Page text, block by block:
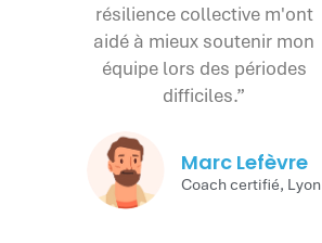
résilience collective m'ont
aidé à mieux soutenir mon
équipe lors des périodes
difficiles.”
Marc Lefèvre
Coach certifié, Lyon